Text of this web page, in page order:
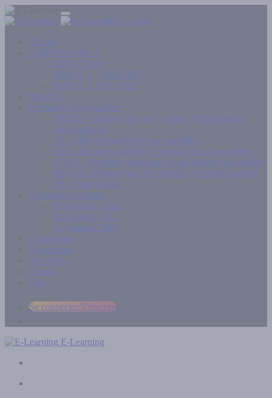
E-Learning
Accueil
GMES&AFRICA
ABOUT US
PHASE 1 : 2020-2021
PHASE 2: 2023-2025
MOOCS
Formation post-graduée
T&SIG - Télédétection et Systèmes d’information
Géographique
TS - Télécommunication par satellite2
SEA - Sciences spatiales et sciences de l’atmosphère
GNSS - Systèmes mondiaux de navigation par satellite
MSCM - Météorologie Par satellite et Climat mondial
DS - Droit spatial
Formation continue
Programme G&A
Programme SIG
Programme T&P
Evénements
Documents
Site utiles
Contact
Plus
Se connecter/S'inscrire
E-Learning